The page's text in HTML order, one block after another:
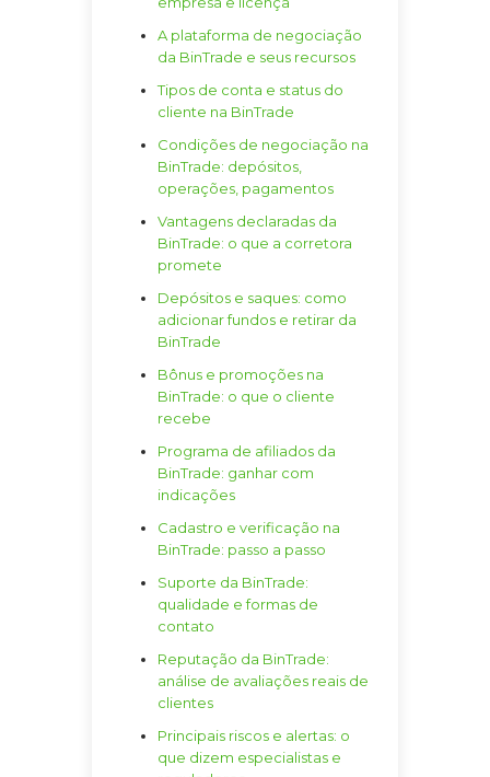
A plataforma de negociação
da BinTrade e seus recursos
Tipos de conta e status do
cliente na BinTrade
Condições de negociação na
BinTrade: depósitos,
operações, pagamentos
Vantagens declaradas da
BinTrade: o que a corretora
promete
Depósitos e saques: como
adicionar fundos e retirar da
BinTrade
Bônus e promoções na
BinTrade: o que o cliente
recebe
Programa de afiliados da
BinTrade: ganhar com
indicações
Cadastro e verificação na
BinTrade: passo a passo
Suporte da BinTrade:
qualidade e formas de
contato
Reputação da BinTrade:
análise de avaliações reais de
clientes
Principais riscos e alertas: o
que dizem especialistas e